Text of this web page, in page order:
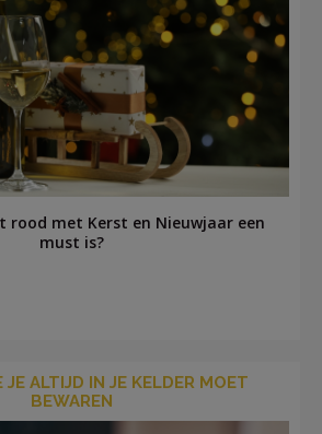
rood met Kerst en Nieuwjaar een
must is?
JE ALTIJD IN JE KELDER MOET
BEWAREN